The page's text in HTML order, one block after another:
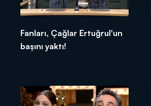
Fanları, Çağlar Ertuğrul'un
başını yaktı!